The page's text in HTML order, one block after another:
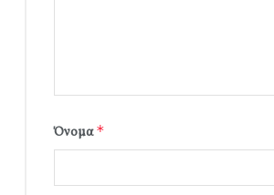
Όνομα*